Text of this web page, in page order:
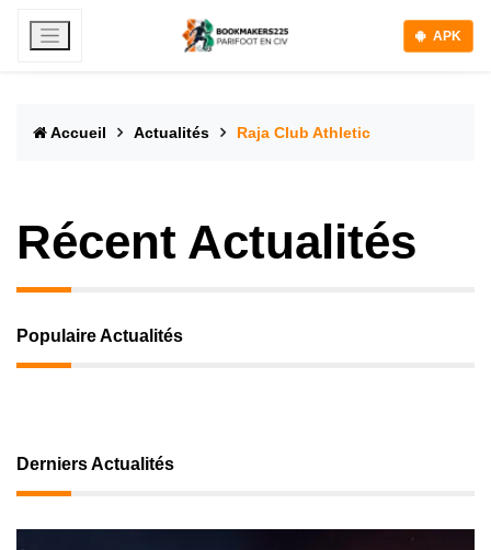
APK
Accueil Actualités Raja Club Athletic
Récent Actualités
Populaire Actualités
Derniers Actualités